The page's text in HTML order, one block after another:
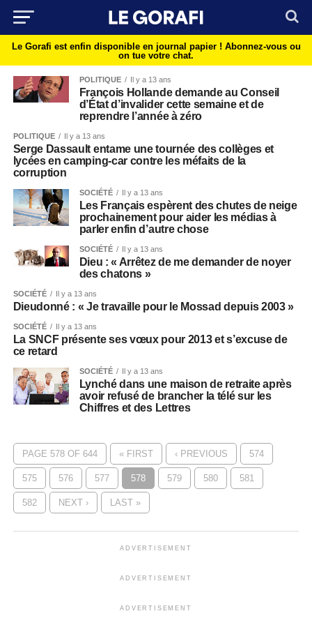
Le Gorafi est enfin disponible en journal papier ! Abonnez-vous ou
on tue votre chat.
POLITIQUE Il y a 13 ans
François Hollande demande au Conseil
d’État d’invalider cette semaine et de
reprendre l’année à zéro
POLITIQUE Il y a 13 ans
Serge Dassault entame une tournée des collèges et
lycées en camping-car contre les méfaits de la
corruption
SOCIÉTÉ Il y a 13 ans
Les Français espèrent des chutes de neige
prochainement pour aider les médias à
parler enfin d’autre chose
SOCIÉTÉ Il y a 13 ans
Dieu : « Arrêtez de me demander de noyer
des chatons »
SOCIÉTÉ Il y a 13 ans
Dieudonné : « Je travaille pour le Mossad depuis 2003 »
SOCIÉTÉ Il y a 13 ans
La SNCF présente ses vœux pour 2013 et s’excuse de
ce retard
SOCIÉTÉ Il y a 13 ans
Lynché dans une maison de retraite après
avoir refusé de brancher la télé sur les
Chiffres et des Lettres
PAGE 578 OF 644 « FIRST ‹ PREVIOUS 574
575 576 577 578 579 580 581
582 NEXT › LAST »
ADVERTISEMENT
ADVERTISEMENT
ADVERTISEMENT